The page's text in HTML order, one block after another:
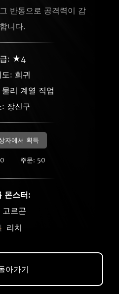
반동으로 공격력이 감
니다.
: ★4
도: 희귀
리 계열 직업
: 장신구
자에서 획득
주문: 50
몬스터:
고르곤
리치
아가기